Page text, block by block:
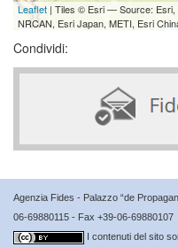
Leaflet | Tiles © Esri — Source: Esri,
NRCAN, Esri Japan, METI, Esri
Condividi:
Agenzia Fides - Palazzo “de
06-69880115 - Fax +39-06-69880107
I contenuti del sito